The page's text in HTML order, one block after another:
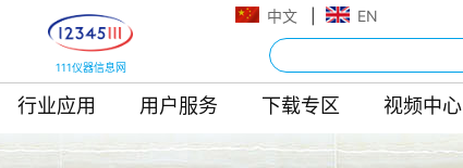
中文 EN
111仪器信息网
行业应用 用户服务 下载专区 视频中心